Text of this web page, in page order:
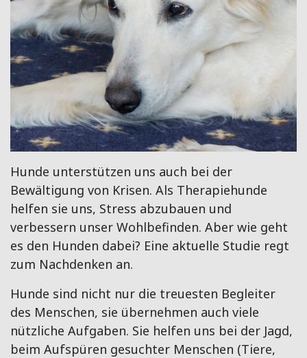
Hunde unterstützen uns auch bei der
Bewältigung von Krisen. Als Therapiehunde
helfen sie uns, Stress abzubauen und
verbessern unser Wohlbefinden. Aber wie geht
es den Hunden dabei? Eine aktuelle Studie regt
zum Nachdenken an.
Hunde sind nicht nur die treuesten Begleiter
des Menschen, sie übernehmen auch viele
nützliche Aufgaben. Sie helfen uns bei der Jagd,
beim Aufspüren gesuchter Menschen (Tiere,